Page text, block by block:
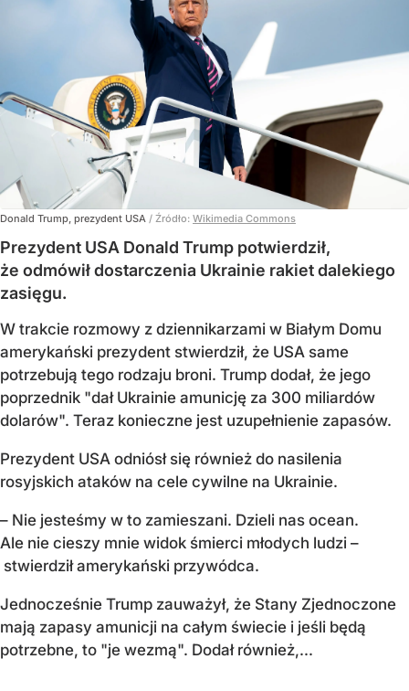
Donald Trump, prezydent USA / Źródło: Wikimedia Commons
Prezydent USA Donald Trump potwierdził,
że odmówił dostarczenia Ukrainie rakiet dalekiego
zasięgu.
W trakcie rozmowy z dziennikarzami w Białym Domu
amerykański prezydent stwierdził, że USA same
potrzebują tego rodzaju broni. Trump dodał, że jego
poprzednik "dał Ukrainie amunicję za 300 miliardów
dolarów". Teraz konieczne jest uzupełnienie zapasów.
Prezydent USA odniósł się również do nasilenia
rosyjskich ataków na cele cywilne na Ukrainie.
– Nie jesteśmy w to zamieszani. Dzieli nas ocean.
Ale nie cieszy mnie widok śmierci młodych ludzi –
stwierdził amerykański przywódca.
Jednocześnie Trump zauważył, że Stany Zjednoczone
mają zapasy amunicji na całym świecie i jeśli będą
potrzebne, to "je wezmą". Dodał również,...